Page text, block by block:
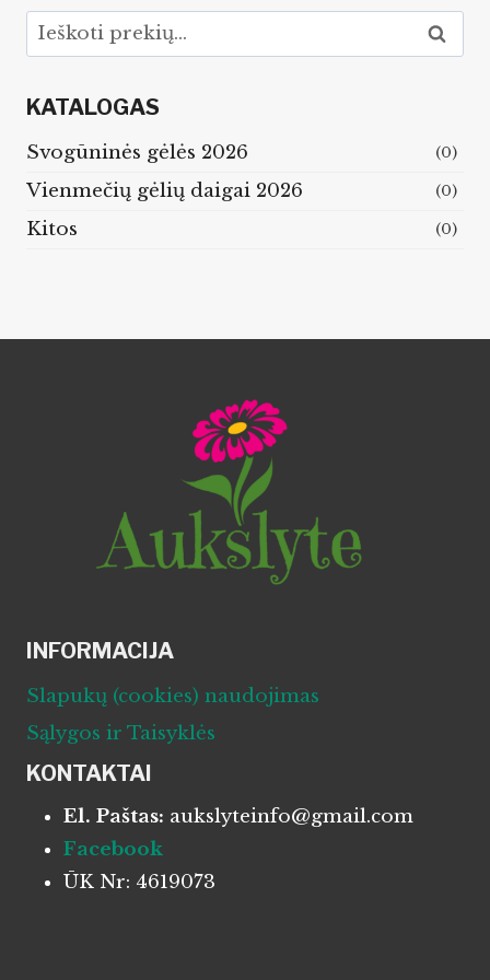
Ieškoti: Ieškoti
KATALOGAS
Svogūninės gėlės 2026 (0)
Vienmečių gėlių daigai 2026 (0)
Kitos (0)
INFORMACIJA
Slapukų (cookies) naudojimas
Sąlygos ir Taisyklės
KONTAKTAI
El. Paštas: aukslyteinfo@gmail.com
Facebook
ŪK Nr: 4619073